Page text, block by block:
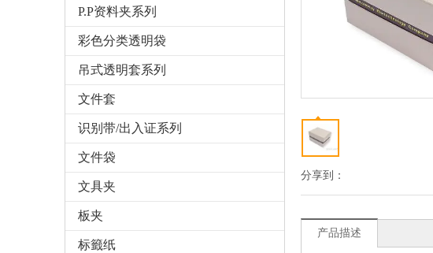
P.P资料夹系列
彩色分类透明袋
吊式透明套系列
文件套
识别带/出入证系列
文件袋
文具夹
板夹
标籤纸
分享到：
产品描述